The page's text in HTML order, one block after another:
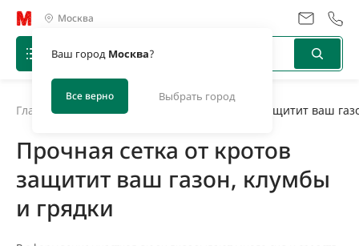
Москва
Ваш город Москва?
Все верно Выбрать город
Главная Прочная сетка от кротов защитит ваш
Прочная сетка от кротов
защитит ваш газон, клумбы
и грядки